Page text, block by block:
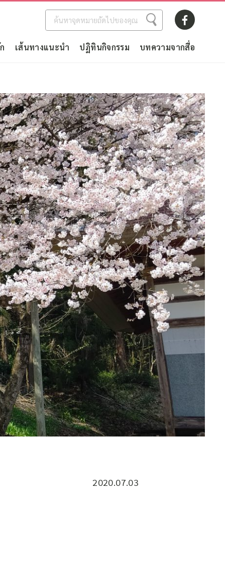
เส้นทางแนะนำ ปฏิทินกิจกรรม บทความจากสื่อ
2020.07.03